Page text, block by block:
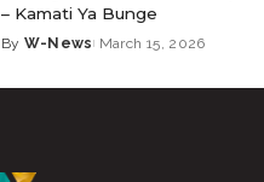
– Kamati Ya Bunge
By W-News March 15, 2026